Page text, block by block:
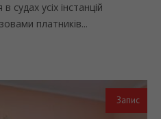
судах усіх інстанцій
платників...
Запис